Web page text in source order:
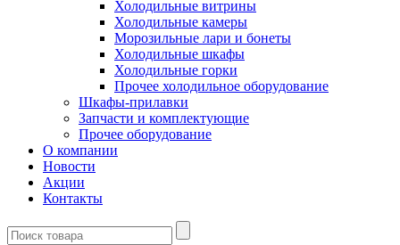
Холодильные витрины
Холодильные камеры
Морозильные лари и бонеты
Холодильные шкафы
Холодильные горки
Прочее холодильное оборудование
Шкафы-прилавки
Запчасти и комплектующие
Прочее оборудование
О компании
Новости
Акции
Контакты